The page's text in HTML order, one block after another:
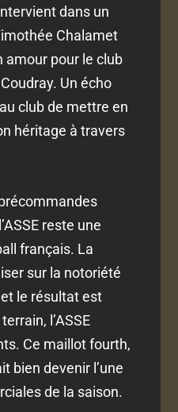
dans un
Chalamet
amour pour le club
Un écho
club de mettre en
héritage à travers
reste une
français. La
sur la notoriété
le résultat est
l’ASSE
Ce maillot fourth,
bien devenir l’une
de la saison.